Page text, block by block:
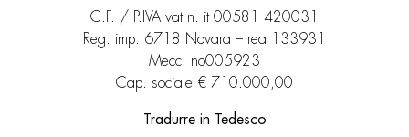
C.F. / P.IVA vat n. it 00581 420031
Reg. imp. 6718 Novara – rea 133931
Mecc. no005923
Cap. sociale € 710.000,00
Tradurre in Tedesco